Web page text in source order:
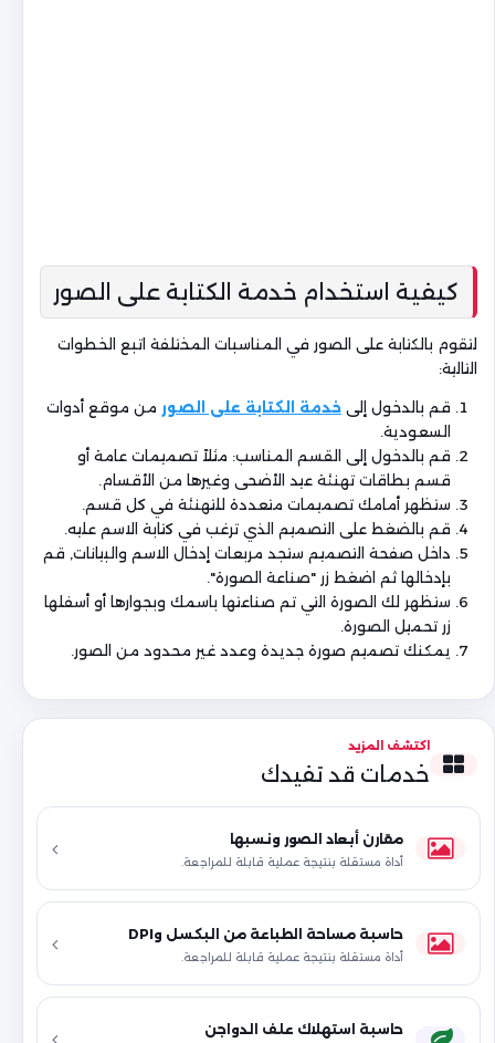
كيفية استخدام خدمة الكتابة على الصور
لتقوم بالكتابة على الصور في المناسبات المختلفة اتبع الخطوات
التالية:
قم بالدخول إلى خدمة الكتابة على الصور من موقع أدوات
السعودية.
قم بالدخول إلى القسم المناسب: مثلاً تصميمات عامة أو
قسم بطاقات تهنئة عيد الأضحى وغيرها من الأقسام.
ستظهر أمامك تصميمات متعددة للتهنئة في كل قسم.
قم بالضغط على التصميم الذي ترغب في كتابة الاسم عليه.
داخل صفحة التصميم ستجد مربعات إدخال الاسم والبيانات, قم
بإدخالها ثم اضغط زر "صناعة الصورة".
ستظهر لك الصورة التي تم صناعتها باسمك وبجوارها أو أسفلها
زر تحميل الصورة.
يمكنك تصميم صورة جديدة وعدد غير محدود من الصور.
اكتشف المزيد
خدمات قد تفيدك
مقارن أبعاد الصور ونسبها
أداة مستقلة بنتيجة عملية قابلة للمراجعة.
حاسبة مساحة الطباعة من البكسل وDPI
أداة مستقلة بنتيجة عملية قابلة للمراجعة.
حاسبة استهلاك علف الدواجن